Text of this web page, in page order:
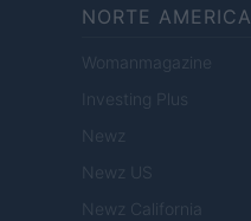
NORTE AMERICA
Womanmagazine
Investing Plus
Newz
Newz US
Newz California